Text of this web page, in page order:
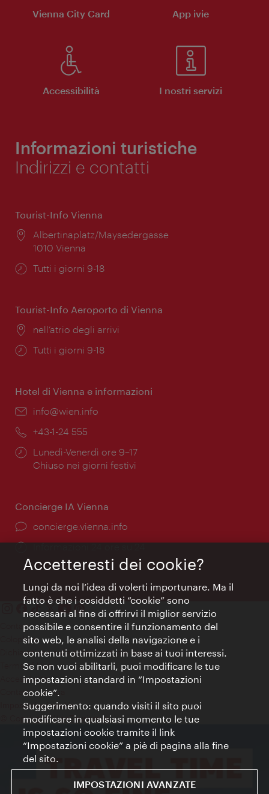
Vienna City Card App ivie
Accessibilità I nostri servizi
Informazioni turistiche
Indirizzi e contatti
Tourist-Info Vienna
Posizione:
Albertinaplatz/Maysedergasse
1010 Vienna
Orari
Tutti i giorni 9-18
Tourist-Info Aeroporto di Vienna
Posizione:
nell’atrio degli arrivi
Orari
Tutti i giorni 9-18
Hotel di Vienna e informazioni
Email:
info@wien.info
Telefono:
+43-1-24 555
Orari
di
Lunedì-Venerdì ore 9–17
Chiuso nei giorni festivi
Concierge IA Vienna
Ort:
concierge.vienna.info
Öffnungszeiten:
Informazioni 24 ore su 24
Contatti
Colophon
Dichiarazione sulla protezione dei dati
Terms of Use
Accessibilità
Contatto stampa
Impostazioni cookie
© Copyright WienTourismus
Accetteresti dei cookie?
Lungi da noi l’idea di volerti importunare. Ma il
fatto è che i cosiddetti “cookie” sono
necessari al fine di offrirvi il miglior servizio
possibile e consentire il funzionamento del
sito web, le analisi della navigazione e i
contenuti ottimizzati in base ai tuoi interessi.
Se non vuoi abilitarli, puoi modificare le tue
impostazioni standard in “Impostazioni
cookie”.
Suggerimento: quando visiti il sito puoi
modificare in qualsiasi momento le tue
impostazioni cookie tramite il link
“Impostazioni cookie” a piè di pagina alla fine
del sito.
IMPOSTAZIONI AVANZATE